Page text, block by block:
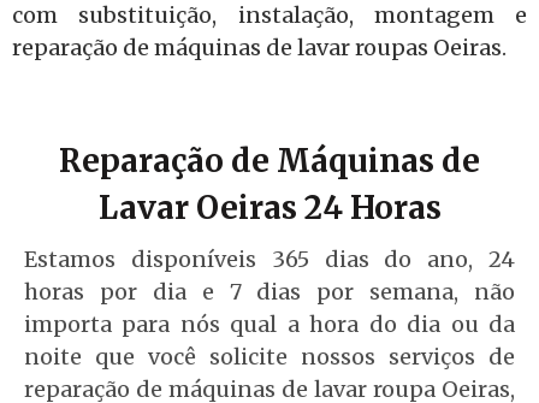
com substituição, instalação, montagem e
reparação de máquinas de lavar roupas Oeiras.
Reparação de Máquinas de
Lavar Oeiras 24 Horas
Estamos disponíveis 365 dias do ano, 24
horas por dia e 7 dias por semana, não
importa para nós qual a hora do dia ou da
noite que você solicite nossos serviços de
reparação de máquinas de lavar roupa Oeiras,